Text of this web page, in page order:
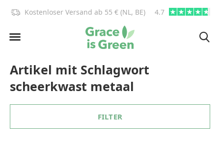
Kostenloser Versand ab 55 € (NL, BE) 4.7
Artikel mit Schlagwort
scheerkwast metaal
FILTER